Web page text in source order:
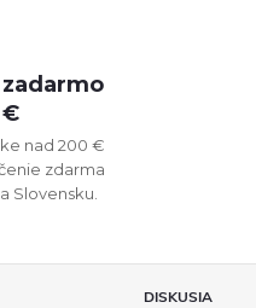
nad 200 €
zdarma
Slovensku.
DISKUSIA